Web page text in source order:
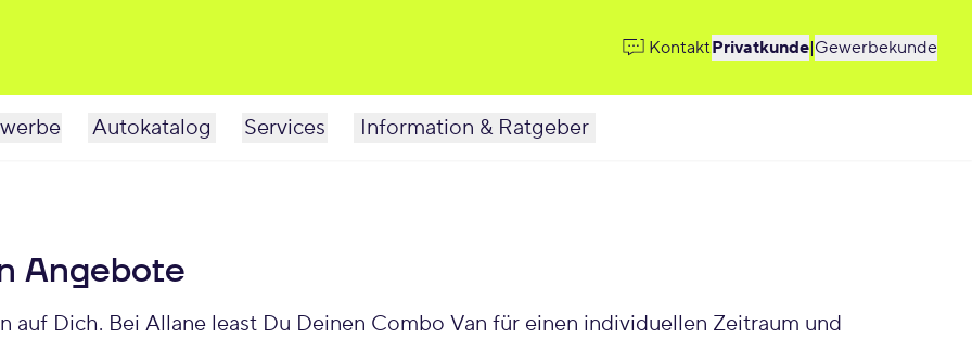
KontaktPrivatkunde|Gewerbekunde
Autokatalog Services Information & Ratgeber
Angebote
Dich. Bei Allane least Du Deinen Combo Van für einen individuellen Zeitraum und